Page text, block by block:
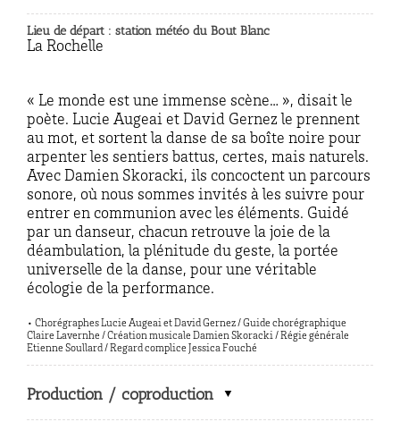
Lieu de départ : station météo du Bout Blanc
La Rochelle
« Le monde est une immense scène… », disait le
poète. Lucie Augeai et David Gernez le prennent
au mot, et sortent la danse de sa boîte noire pour
arpenter les sentiers battus, certes, mais naturels.
Avec Damien Skoracki, ils concoctent un parcours
sonore, où nous sommes invités à les suivre pour
entrer en communion avec les éléments. Guidé
par un danseur, chacun retrouve la joie de la
déambulation, la plénitude du geste, la portée
universelle de la danse, pour une véritable
écologie de la performance.
• Chorégraphes Lucie Augeai et David Gernez / Guide chorégraphique
Claire Lavernhe / Création musicale Damien Skoracki / Régie générale
Etienne Soullard / Regard complice Jessica Fouché
Production / coproduction